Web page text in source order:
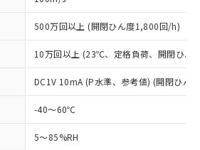
500万回以上 (開閉ひん度1,800回/h)
10万回以上 (23℃、定格負荷、開閉ひん
DC1V 10mA (P水準、参考値) (開閉ひん
-40～60℃
5～85%RH
および標準価格結果を当社の
諾なく第三者に漏洩または開
ようお願いします。
ツ機能（部品リスト作成サー
ご利用いただくには、I-Web
当ウェブサイト上で当社にご
り替え状況などにより、予定
ことがあります。
書ダウンロード
使用期限
質（10物質）のすべてが基
ことを示します。
の使用状況下において有害物
えいし、環境に深刻な影響を
数を意味します。
です。当社販売部門へお問
い。
しません。
貴社製品を第三者に販売する
上記1、2および3の内容を当
に通知します。また当社は、
よび販売に係わる関係者が違
するおそれがある場合は、取
いたしません。
お客様担当のオムロン制御
販売店・当社販売員にご確
ださい)
を公開していない機種